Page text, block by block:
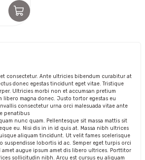
consectetur. Ante ultricies bibendum curabitur at
donec egestas tincidunt eget vitae. Tristique
Ultricies morbi non et accumsan pretium
libero magna donec. Justo tortor egestas eu
consectetur urna orci malesuada vitae ante
penatibus
nunc quam. Pellentesque sit massa mattis sit
eu. Nisi dis in in id quis at. Massa nibh ultrices
aliquam tincidunt. Ut velit fames scelerisque
suspendisse lobortis id ac. Semper eget turpis orci
amet augue ipsum amet dis libero ultrices. Porttitor
sollicitudin nibh. Arcu est cursus eu aliquam